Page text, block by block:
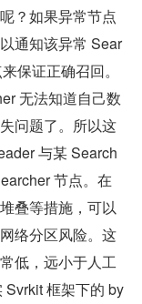
？如果异常节点
通知该异常 Sear
保证正确召回。
无法知道自己数
问题了。所以这
与某 Search
节点。在
叠等措施，可以
络分区风险。这
低，远小于人工
框架下的 by